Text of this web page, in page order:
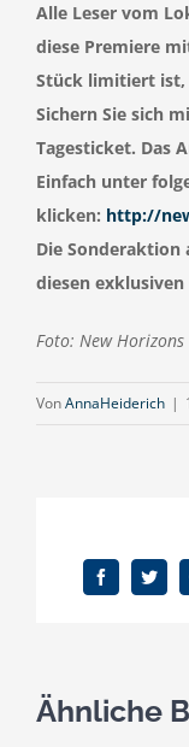
Alle Leser vom
diese Premiere
Stück limitiert ist,
Sichern Sie sich
Tagesticket. Das
Einfach unter
klicken: http://
Die Sonderaktion
diesen exklusiven
Foto: New Horizons
VonAnnaHeiderich |
Facebook
Ähnliche